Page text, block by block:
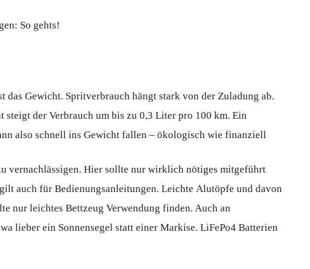
So gehts!
das Gewicht. Spritverbrauch hängt stark von der Zuladung ab.
der Verbrauch um bis zu 0,3 Liter pro 100 km. Ein
also schnell ins Gewicht fallen – ökologisch wie finanziell
vernachlässigen. Hier sollte nur wirklich nötiges mitgeführt
auch für Bedienungsanleitungen. Leichte Alutöpfe und davon
nur leichtes Bettzeug Verwendung finden. Auch an
lieber ein Sonnensegel statt einer Markise. LiFePo4 Batterien